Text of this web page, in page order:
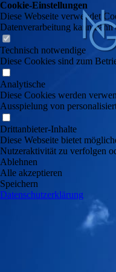
Cookie-Einstellungen
Diese Webseite verwendet
Datenverarbeitung kann
Technisch notwendige
Diese Cookies sind zum
Analytische
Diese Cookies werden
Ausspielung von
Drittanbieter-Inhalte
Diese Webseite bietet
Nutzeraktivität zu verfolgen
Ablehnen
Alle akzeptieren
Speichern
Datenschutzerklärung